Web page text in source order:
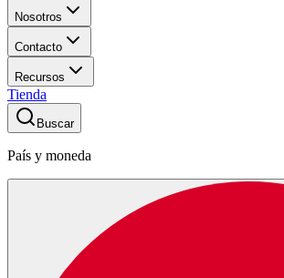
Nosotros
Contacto
Recursos
Tienda
Buscar
País y moneda